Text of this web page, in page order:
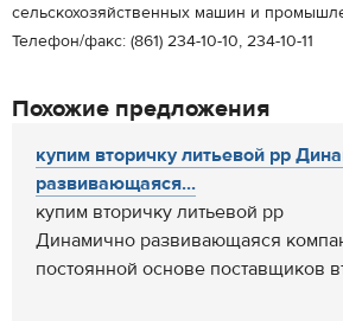
сельскохозяйственных машин и
Телефон/факс: (861) 234-10-10, 234-10-11
Похожие предложения
купим вторичку литьевой pp
развивающаяся...
купим вторичку литьевой pp
Динамично развивающаяся
постоянной основе поставщиков